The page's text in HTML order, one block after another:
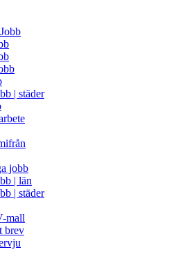
| städer
jobb
| län
| städer
mall
brev